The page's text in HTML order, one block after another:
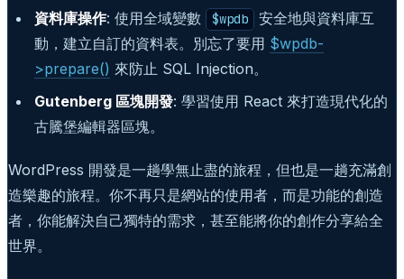
資料庫操作: 使用全域變數 $wpdb
安全地與資料庫互
動，建立自訂的資料表。別忘了要用 $wpdb-
>prepare() 來防止 SQL Injection。
Gutenberg 區塊開發: 學習使用 React 來打造現代化的
古騰堡編輯器區塊。
WordPress 開發是一趟學無止盡的旅程，但也是一趟充滿創
造樂趣的旅程。你不再只是網站的使用者，而是功能的創造
者，你能解決自己獨特的需求，甚至能將你的創作分享給全
世界。